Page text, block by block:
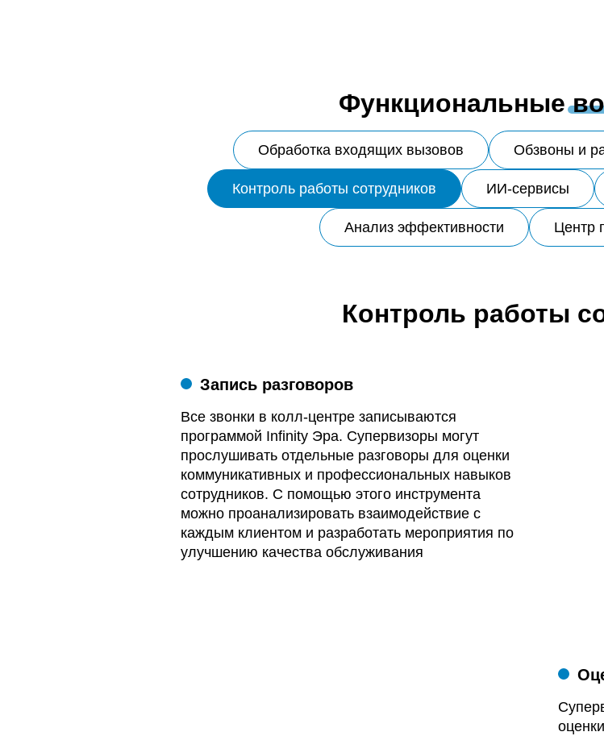
Функциональные
Обработка входящих вызовов Обзвоны и
Контроль работы сотрудников ИИ-сервисы
Анализ эффективности Центр
Контроль работы
Запись разговоров
Все звонки в колл-центре записываются
программой Infinity Эра. Супервизоры могут
прослушивать отдельные разговоры для оценки
коммуникативных и профессиональных навыков
сотрудников. С помощью этого инструмента
можно проанализировать взаимодействие с
каждым клиентом и разработать мероприятия по
улучшению качества обслуживания